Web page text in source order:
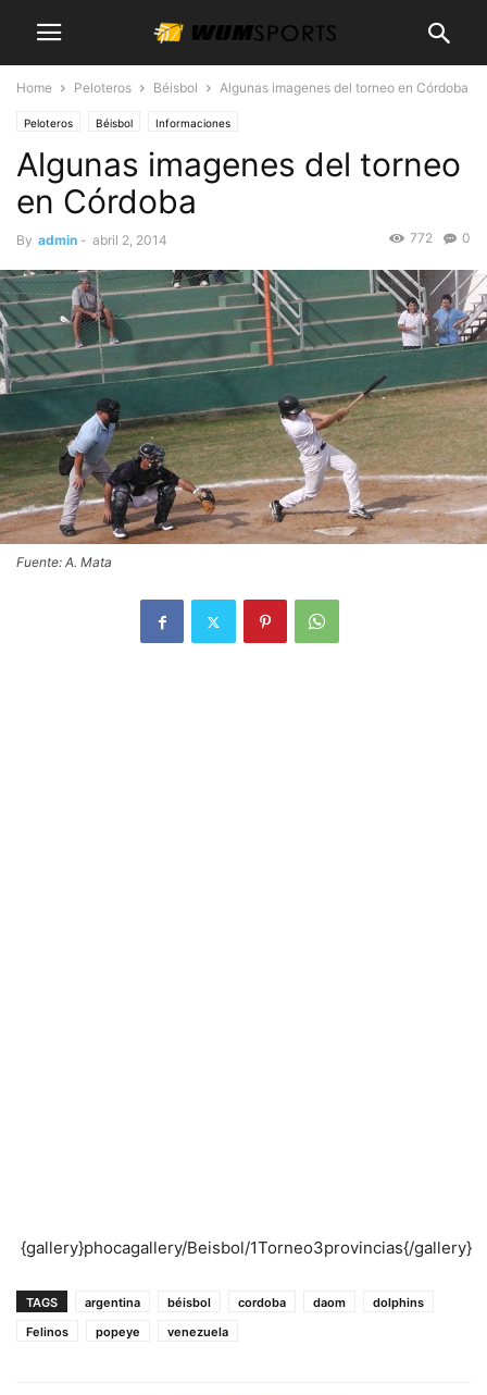
Home Peloteros Béisbol Algunas imagenes del torneo en Córdoba
Peloteros Béisbol Informaciones
Algunas imagenes del torneo
en Córdoba
By admin - abril 2, 2014 0
772
Fuente: A. Mata
{gallery}phocagallery/Beisbol/1Torneo3provincias{/gallery}
TAGS argentina béisbol cordoba daom
dolphins
Felinos
popeye venezuela